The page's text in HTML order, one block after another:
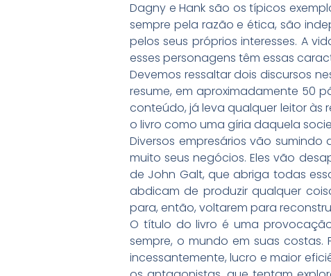
Dagny e Hank são os típicos
sempre pela razão e ética, são
pelos seus próprios interesses. A
esses personagens têm essas
Devemos ressaltar dois discursos
resume, em aproximadamente 50
conteúdo, já leva qualquer leitor às
o livro como uma gíria daquela
Diversos empresários vão
muito seus negócios. Eles vão
de John Galt, que abriga todas
abdicam de produzir qualquer
para, então, voltarem para
O título do livro é uma
sempre, o mundo em suas costas.
incessantemente, lucro e maior